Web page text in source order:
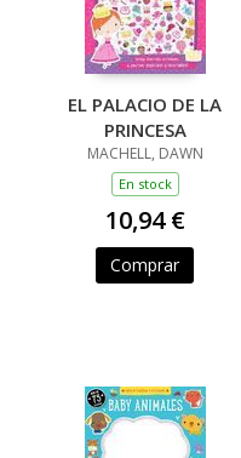
EL PALACIO DE LA
PRINCESA
MACHELL, DAWN
En stock
10,94 €
Comprar